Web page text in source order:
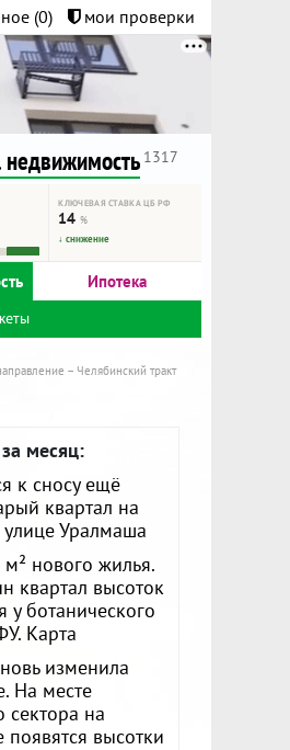
(0) мои проверки
1317
КЛЮЧЕВАЯ СТАВКА ЦБ РФ
14%
↓ снижение
Ипотека
– Челябинский тракт
месяц:
к сносу ещё
квартал на
улице Уралмаша
нового жилья.
квартал высоток
у ботанического
Карта
изменила
На месте
сектора на
появятся высотки